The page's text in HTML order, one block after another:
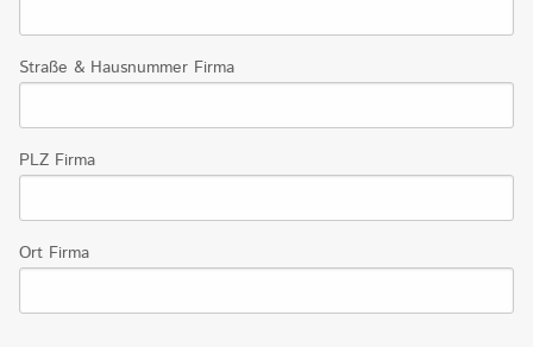
Straße & Hausnummer Firma
PLZ Firma
Ort Firma